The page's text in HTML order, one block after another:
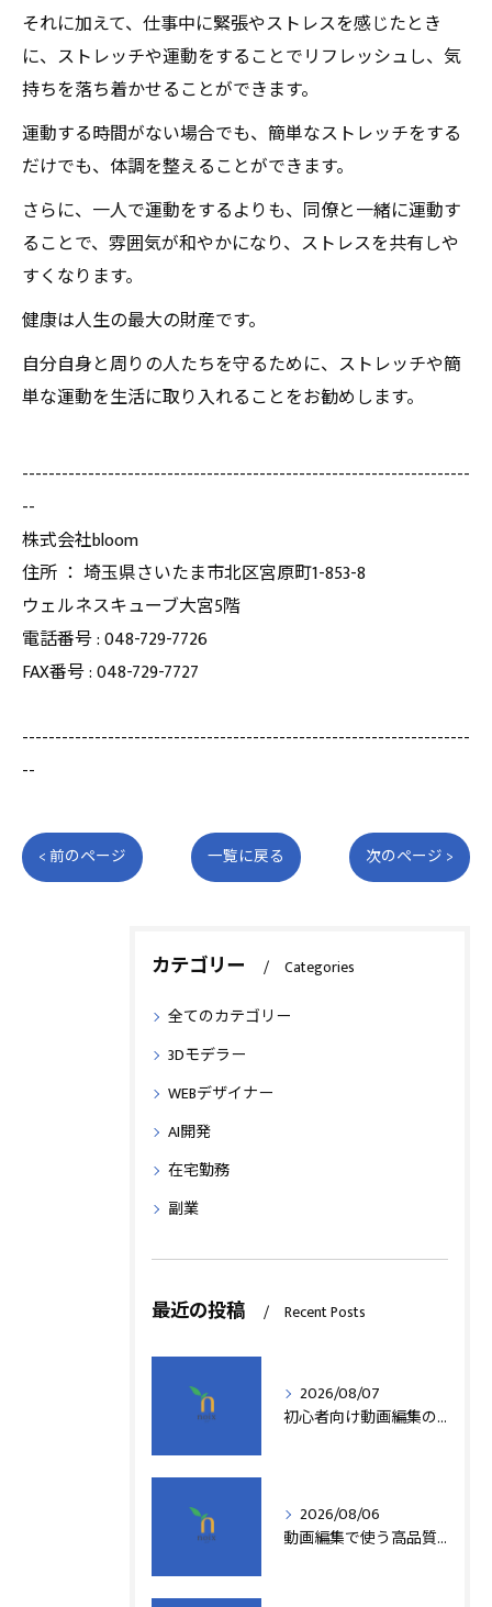
それに加えて、仕事中に緊張やストレスを感じたとき
に、ストレッチや運動をすることでリフレッシュし、気
持ちを落ち着かせることができます。
運動する時間がない場合でも、簡単なストレッチをする
だけでも、体調を整えることができます。
さらに、一人で運動をするよりも、同僚と一緒に運動す
ることで、雰囲気が和やかになり、ストレスを共有しや
すくなります。
健康は人生の最大の財産です。
自分自身と周りの人たちを守るために、ストレッチや簡
単な運動を生活に取り入れることをお勧めします。
--------------------------------------------------------------------
--
株式会社bloom
住所 ： 埼玉県さいたま市北区宮原町1-853-8
ウェルネスキューブ大宮5階
電話番号 : 048-729-7726
FAX番号 : 048-729-7727
--------------------------------------------------------------------
--
< 前のページ 一覧に戻る 次のページ >
カテゴリー Categories
全てのカテゴリー
3Dモデラー
WEBデザイナー
AI開発
在宅勤務
副業
最近の投稿 Recent Posts
2026/08/07
初心者向け動画編集の簡単テクニック
2026/08/06
動画編集で使う高品質アフターエフェクトテンプレート活用術